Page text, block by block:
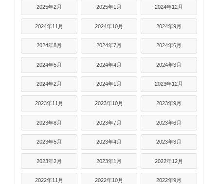
2025年2月 2025年1月 2024年12月
2024年11月 2024年10月 2024年9月
2024年8月 2024年7月 2024年6月
2024年5月 2024年4月 2024年3月
2024年2月 2024年1月 2023年12月
2023年11月 2023年10月 2023年9月
2023年8月 2023年7月 2023年6月
2023年5月 2023年4月 2023年3月
2023年2月 2023年1月 2022年12月
2022年11月 2022年10月 2022年9月